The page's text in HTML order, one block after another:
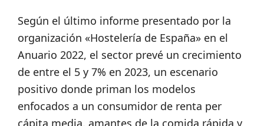
Según el último informe presentado por la
organización «Hostelería de España» en el
Anuario 2022, el sector prevé un crecimiento
de entre el 5 y 7% en 2023, un escenario
positivo donde priman los modelos
enfocados a un consumidor de renta per